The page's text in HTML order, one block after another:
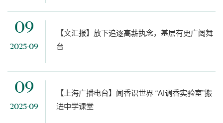
09
2025-09
【文汇报】放下追逐高薪执念，基层有更广阔舞
台
09
2025-09
【上海广播电台】闻香识世界 “AI调香实验室”搬
进中学课堂